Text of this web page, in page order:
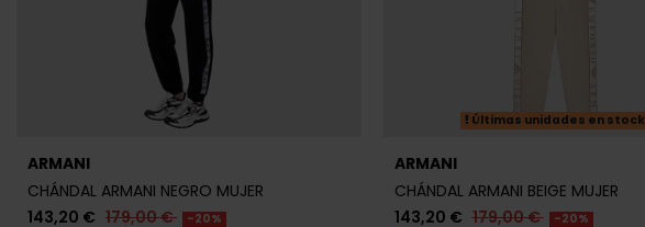
ARMANI
CHÁNDAL ARMANI NEGRO MUJER
143,20 € 179,00 € -20%
Últimas unidades en stock
ARMANI
CHÁNDAL ARMANI BEIGE MUJER
143,20 € 179,00 € -20%